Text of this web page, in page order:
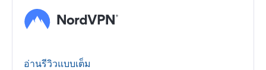
อ่านรีวิวแบบเต็ม